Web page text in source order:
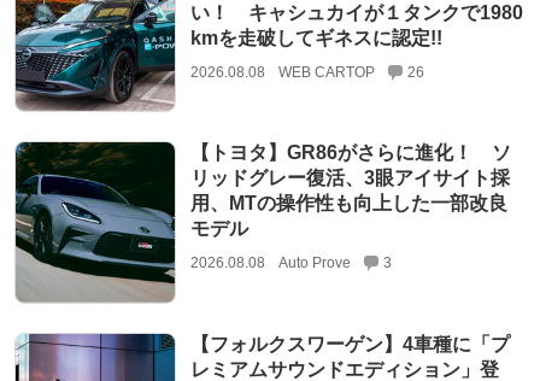
い！ キャシュカイが１タンクで1980
kmを走破してギネスに認定!!
2026.08.08 WEB CARTOP 26
【トヨタ】GR86がさらに進化！ ソ
リッドグレー復活、3眼アイサイト採
用、MTの操作性も向上した一部改良
モデル
2026.08.08 Auto Prove 3
【フォルクスワーゲン】4車種に「プ
レミアムサウンドエディション」登